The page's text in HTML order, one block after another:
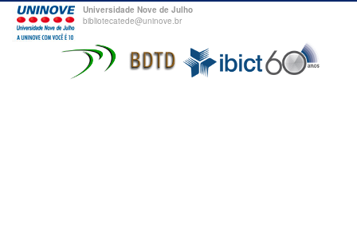
Universidade Nove de Julho
bibliotecatede@uninove.br